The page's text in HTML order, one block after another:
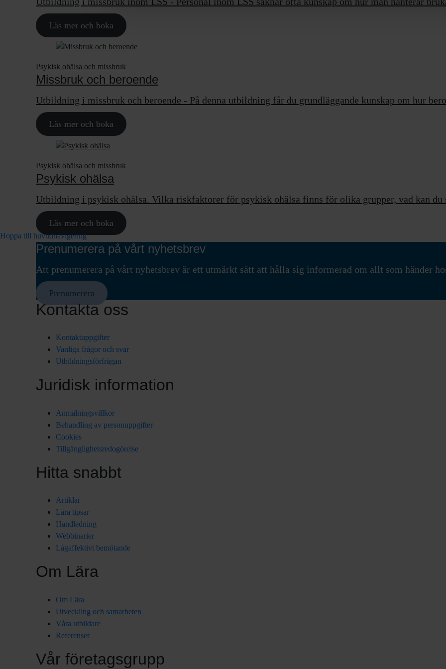
Läs mer och boka
Psykisk ohälsa och missbruk
Missbruk och beroende
Utbildning i missbruk och beroende - På denna utbildning får du grundläggande kunskap om hur
Läs mer och boka
Psykisk ohälsa och missbruk
Psykisk ohälsa
Utbildning i psykisk ohälsa. Vilka riskfaktorer för psykisk ohälsa finns för olika grupper, vad kan du
Läs mer och boka
Hoppa till huvudnavigering
Prenumerera på vårt nyhetsbrev
Att prenumerera på vårt nyhetsbrev är ett utmärkt sätt att hålla sig informerad om allt som händer
Prenumerera
Kontakta oss
Kontaktuppgifter
Vanliga frågor och svar
Utbildningsförfrågan
Juridisk information
Anmälningsvillkor
Behandling av personuppgifter
Cookies
Tillgänglighetsredogörelse
Hitta snabbt
Artiklar
Lära tipsar
Handledning
Webbinarier
Lågaffektivt bemötande
Om Lära
Om Lära
Utveckling och samarbeten
Våra utbildare
Referenser
Vår företagsgrupp